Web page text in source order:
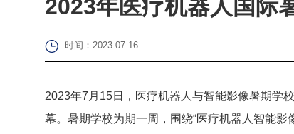
2023年医疗机器人国际
时间：2023.07.16
2023年7月15日，医疗机器人与智能影像暑期学
幕。暑期学校为期一周，围绕“医疗机器人智能